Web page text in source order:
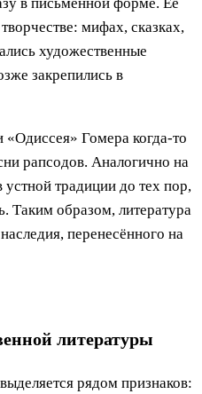
мифах, сказках,
художественные
закрепились в
Гомера когда-то
рапсодов. Аналогично на
традиции до тех пор,
Таким образом, литература
перенесённого на
литературы
рядом признаков: